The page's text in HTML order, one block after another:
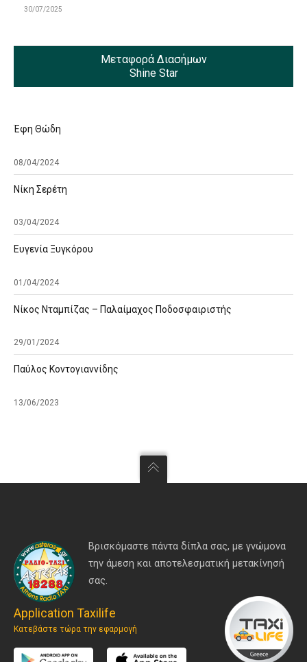
30/07/2025
Μεταφορά Διασήμων
Shine Star
Έφη Θώδη
08/04/2024
Νίκη Σερέτη
03/04/2024
Ευγενία Ξυγκόρου
01/04/2024
Νίκος Νταμπίζας – Παλαίμαχος Ποδοσφαιριστής
29/01/2024
Παύλος Κοντογιαννίδης
13/06/2023
Βρισκόμαστε πάντα δίπλα σας, με γνώμονα
την άμεση και αποτελεσματική μετακίνησή
σας.
Application Taxilife
Κατεβάστε τώρα την εφαρμογή